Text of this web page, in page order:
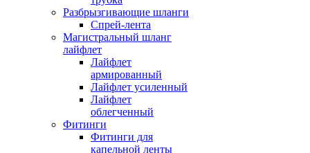
Разбрызгивающие шланги
Спрей-лента
Магистральный шланг
лайфлет
Лайфлет
армированный
Лайфлет усиленный
Лайфлет
облегченный
Фитинги
Фитинги для
капельной ленты